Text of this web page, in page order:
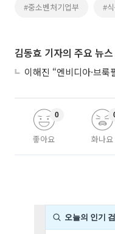
#중소벤처기업부 #
김동효 기자의 주요 뉴스
이해진 “엔비디아·브
좋아요
0
화나요